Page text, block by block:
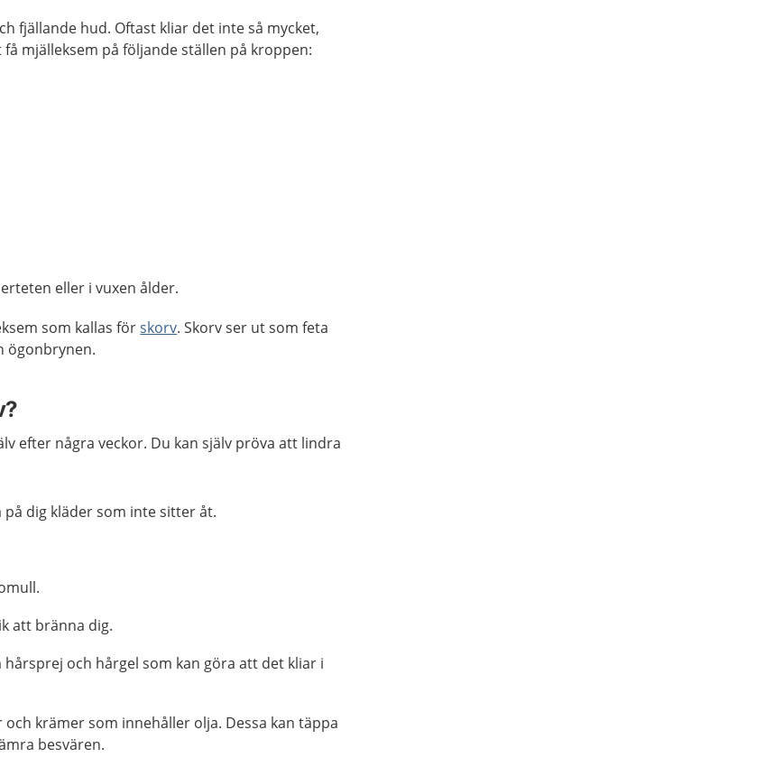
fjällande hud. Oftast kliar det inte så mycket,
mjälleksem på följande ställen på kroppen:
eller i vuxen ålder.
som kallas förskorv. Skorv ser ut som feta
ögonbrynen.
efter några veckor. Du kan själv pröva att lindra
dig kläder som inte sitter åt.
att bränna dig.
och hårgel som kan göra att det kliar i
krämer som innehåller olja. Dessa kan täppa
besvären.